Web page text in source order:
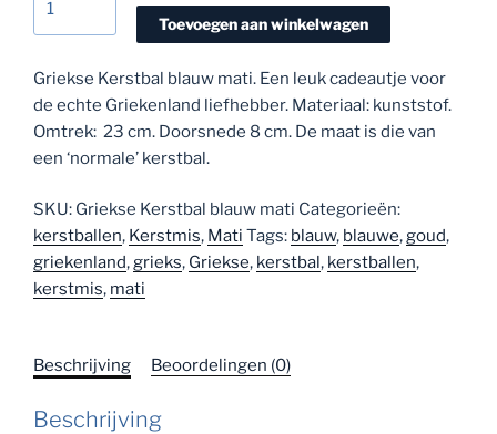
mati
aantal
Toevoegen aan winkelwagen
Griekse Kerstbal blauw mati. Een leuk cadeautje voor
de echte Griekenland liefhebber. Materiaal: kunststof.
Omtrek: 23 cm. Doorsnede 8 cm. De maat is die van
een ‘normale’ kerstbal.
SKU: Griekse Kerstbal blauw mati Categorieën:
kerstballen, Kerstmis, Mati Tags: blauw, blauwe,goud,
griekenland,grieks, Griekse, kerstbal, kerstballen,
kerstmis, mati
Beschrijving Beoordelingen (0)
Beschrijving